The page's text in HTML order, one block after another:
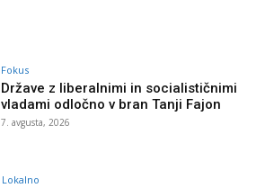
Fokus
Države z liberalnimi in socialističnimi
vladami odločno v bran Tanji Fajon
7. avgusta, 2026
Lokalno